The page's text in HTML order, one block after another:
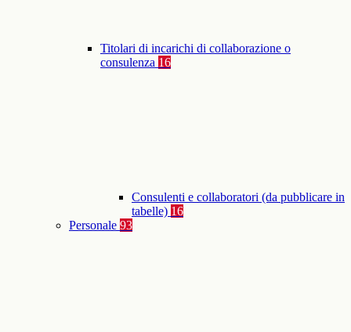
Titolari di incarichi di collaborazione o
consulenza 16
Consulenti e collaboratori (da pubblicare in
tabelle) 16
Personale 93